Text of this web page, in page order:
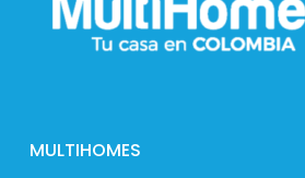
MULTIHOMES